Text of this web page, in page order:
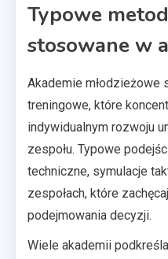
Typowe
stosowane w
Akademie młodzieżowe
treningowe, które
indywidualnym rozwoju
zespołu. Typowe
techniczne, symulacje
zespołach, które
podejmowania decyzji.
Wiele akademii